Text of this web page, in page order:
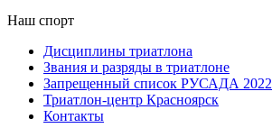
Наш спорт
Дисциплины триатлона
Звания и разряды в триатлоне
Запрещенный список РУСАДА 2022
Триатлон-центр Красноярск
Контакты